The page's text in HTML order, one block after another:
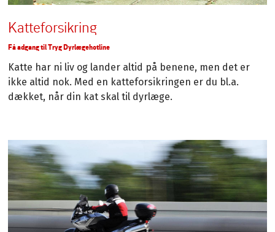
Katteforsikring
Få adgang til Tryg Dyrlægehotline
Katte har ni liv og lander altid på benene, men det er
ikke altid nok. Med en katteforsikringen er du bl.a.
dækket, når din kat skal til dyrlæge.